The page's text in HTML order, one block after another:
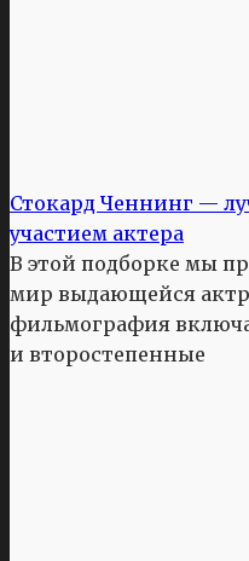
Стокард Ченнинг —
участием актера
В этой подборке мы
мир выдающейся
фильмография
и второстепенные